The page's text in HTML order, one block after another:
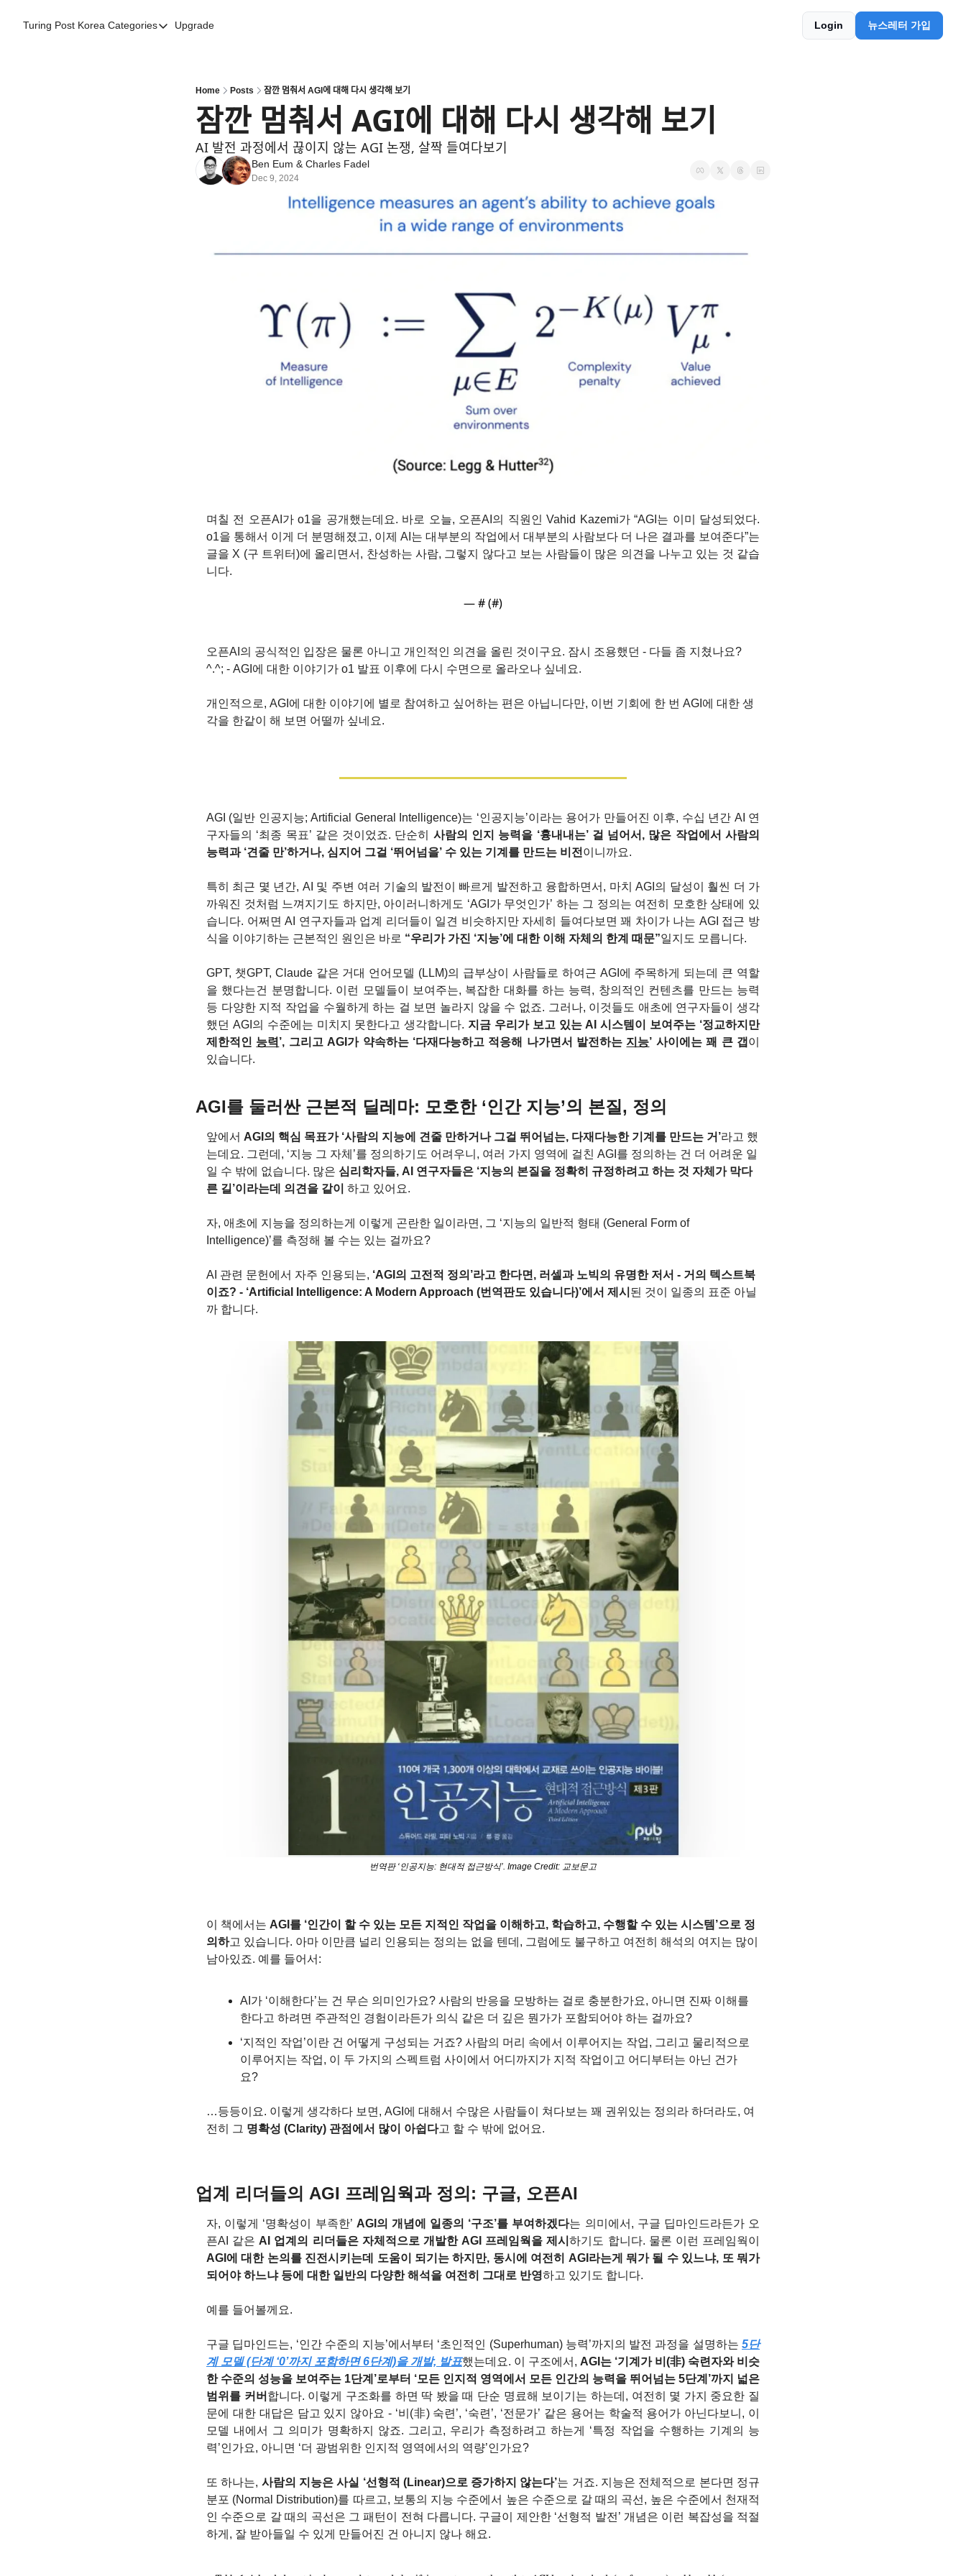
Turing Post Korea Categories
Categories
AI 에이전트
AI Infra Unicorns
Community Twist
Upgrade Login 뉴스레터 가입
Home Posts 잠깐 멈춰서 AGI에 대해 다시 생각해 보기
잠깐 멈춰서 AGI에 대해 다시 생각해 보기
AI 발전 과정에서 끊이지 않는 AGI 논쟁, 살짝 들여다보기
Ben Eum & Charles Fadel
Dec 9, 2024
며칠 전 오픈AI가 o1을 공개했는데요. 바로 오늘, 오픈AI의 직원인 Vahid Kazemi가 “AGI는 이미 달성되었다.
o1을 통해서 이게 더 분명해졌고, 이제 AI는 대부분의 작업에서 대부분의 사람보다 더 나은 결과를 보여준다”는
글을 X (구 트위터)에 올리면서, 찬성하는 사람, 그렇지 않다고 보는 사람들이 많은 의견을 나누고 있는 것 같습
니다.
— # (#)
오픈AI의 공식적인 입장은 물론 아니고 개인적인 의견을 올린 것이구요. 잠시 조용했던 - 다들 좀 지쳤나요?
^.^; - AGI에 대한 이야기가 o1 발표 이후에 다시 수면으로 올라오나 싶네요.
개인적으로, AGI에 대한 이야기에 별로 참여하고 싶어하는 편은 아닙니다만, 이번 기회에 한 번 AGI에 대한 생
각을 한같이 해 보면 어떨까 싶네요.
AGI (일반 인공지능; Artificial General Intelligence)는 ‘인공지능’이라는 용어가 만들어진 이후, 수십 년간 AI 연
구자들의 ‘최종 목표’ 같은 것이었죠. 단순히 사람의 인지 능력을 ‘흉내내는’ 걸 넘어서, 많은 작업에서 사람의
능력과 ‘견줄 만’하거나, 심지어 그걸 ‘뛰어넘을’ 수 있는 기계를 만드는 비전 이니까요.
특히 최근 몇 년간, AI 및 주변 여러 기술의 발전이 빠르게 발전하고 융합하면서, 마치 AGI의 달성이 훨씬 더 가
까워진 것처럼 느껴지기도 하지만, 아이러니하게도 ‘AGI가 무엇인가’ 하는 그 정의는 여전히 모호한 상태에 있
습니다. 어쩌면 AI 연구자들과 업계 리더들이 일견 비슷하지만 자세히 들여다보면 꽤 차이가 나는 AGI 접근 방
식을 이야기하는 근본적인 원인은 바로 “우리가 가진 ‘지능’에 대한 이해 자체의 한계 때문”일지도 모릅니다.
GPT, 챗GPT, Claude 같은 거대 언어모델 (LLM)의 급부상이 사람들로 하여근 AGI에 주목하게 되는데 큰 역할
을 했다는건 분명합니다. 이런 모델들이 보여주는, 복잡한 대화를 하는 능력, 창의적인 컨텐츠를 만드는 능력
등 다양한 지적 작업을 수월하게 하는 걸 보면 놀라지 않을 수 없죠. 그러나, 이것들도 애초에 연구자들이 생각
했던 AGI의 수준에는 미치지 못한다고 생각합니다. 지금 우리가 보고 있는 AI 시스템이 보여주는 ‘정교하지만
제한적인 능력 ’, 그리고 AGI가 약속하는 ‘다재다능하고 적응해 나가면서 발전하는 지능’ 사이에는 꽤 큰 갭 이
있습니다.
AGI를 둘러싼 근본적 딜레마: 모호한 ‘인간 지능’의 본질, 정의
앞에서 AGI의 핵심 목표가 ‘사람의 지능에 견줄 만하거나 그걸 뛰어넘는, 다재다능한 기계를 만드는 거’라고 했
는데요. 그런데, ‘지능 그 자체’를 정의하기도 어려우니, 여러 가지 영역에 걸친 AGI를 정의하는 건 더 어려운 일
일 수 밖에 없습니다. 많은 심리학자들, AI 연구자들은 ‘지능의 본질을 정확히 규정하려고 하는 것 자체가 막다
른 길’이라는데 의견을 같이 하고 있어요.
자, 애초에 지능을 정의하는게 이렇게 곤란한 일이라면, 그 ‘지능의 일반적 형태 (General Form of
Intelligence)’를 측정해 볼 수는 있는 걸까요?
AI 관련 문헌에서 자주 인용되는, ‘AGI의 고전적 정의’라고 한다면, 러셀과 노빅의 유명한 저서 - 거의 텍스트북
이죠? - ‘Artificial Intelligence: A Modern Approach (번역판도 있습니다)’에서 제시 된 것이 일종의 표준 아닐
까 합니다.
번역판 ‘인공지능: 현대적 접근방식’. Image Credit: 교보문고
이 책에서는 AGI를 ‘인간이 할 수 있는 모든 지적인 작업을 이해하고, 학습하고, 수행할 수 있는 시스템’으로 정
의하고 있습니다. 아마 이만큼 널리 인용되는 정의는 없을 텐데, 그럼에도 불구하고 여전히 해석의 여지는 많이
남아있죠. 예를 들어서:
AI가 ‘이해한다’는 건 무슨 의미인가요? 사람의 반응을 모방하는 걸로 충분한가요, 아니면 진짜 이해를
한다고 하려면 주관적인 경험이라든가 의식 같은 더 깊은 뭔가가 포함되어야 하는 걸까요?
‘지적인 작업’이란 건 어떻게 구성되는 거죠? 사람의 머리 속에서 이루어지는 작업, 그리고 물리적으로
이루어지는 작업, 이 두 가지의 스펙트럼 사이에서 어디까지가 지적 작업이고 어디부터는 아닌 건가
요?
…등등이요. 이렇게 생각하다 보면, AGI에 대해서 수많은 사람들이 쳐다보는 꽤 권위있는 정의라 하더라도, 여
전히 그 명확성 (Clarity) 관점에서 많이 아쉽다고 할 수 밖에 없어요.
업계 리더들의 AGI 프레임웍과 정의: 구글, 오픈AI
자, 이렇게 ‘명확성이 부족한’ AGI의 개념에 일종의 ‘구조’를 부여하겠다는 의미에서, 구글 딥마인드라든가 오
픈AI 같은 AI 업계의 리더들은 자체적으로 개발한 AGI 프레임웍을 제시
AGI에 대한 논의를 진전시키는데 도움이 되기는 하지만, 동시에 여전히 AGI라는게 뭐가 될 수 있느냐, 또 뭐가
되어야 하느냐 등에 대한 일반의 다양한 해석을 여전히 그대로 반영하고 있기도 합니다.
예를 들어볼께요.
구글 딥마인드는, ‘인간 수준의 지능’에서부터 ‘초인적인 (Superhuman) 능력’까지의 발전 과정을 설명하는 5단
계 모델 (단계 ‘0’까지 포함하면 6단계)을 개발, 발표했는데요. 이 구조에서, AGI는 ‘기계가 비(非) 숙련자와 비슷
한 수준의 성능을 보여주는 1단계’로부터 ‘모든 인지적 영역에서 모든 인간의 능력을 뛰어넘는 5단계’까지 넓은
범위를 커버 합니다. 이렇게 구조화를 하면 딱 봤을 때 단순 명료해 보이기는 하는데, 여전히 몇 가지 중요한 질
문에 대한 대답은 담고 있지 않아요 - ‘비(非) 숙련’, ‘숙련’, ‘전문가’ 같은 용어는 학술적 용어가 아닌다보니, 이
모델 내에서 그 의미가 명확하지 않죠. 그리고, 우리가 측정하려고 하는게 ‘특정 작업을 수행하는 기계의 능
력’인가요, 아니면 ‘더 광범위한 인지적 영역에서의 역량’인가요?
또 하나는, 사람의 지능은 사실 ‘선형적 (Linear)으로 증가하지 않는다’는 거죠. 지능은 전체적으로 본다면 정규
분포 (Normal Distribution)를 따르고, 보통의 지능 수준에서 높은 수준으로 갈 때의 곡선, 높은 수준에서 천재적
인 수준으로 갈 때의 곡선은 그 패턴이 전혀 다릅니다. 구글이 제안한 ‘선형적 발전’ 개념은 이런 복잡성을 적절
하게, 잘 받아들일 수 있게 만들어진 건 아니지 않나 해요.